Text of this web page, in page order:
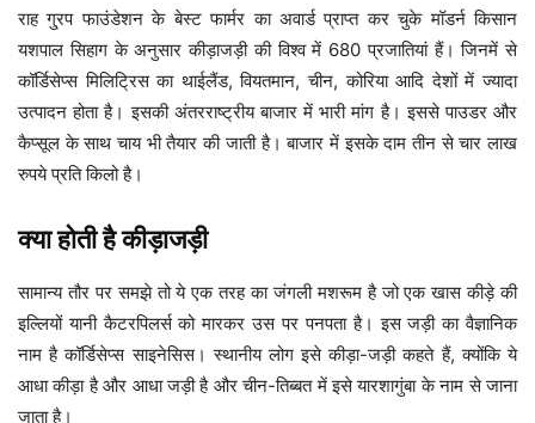
राह गु्रप फाउंडेशन के बेस्ट फार्मर का अवार्ड प्राप्त कर चुके मॉडर्न किसान
यशपाल सिहाग के अनुसार कीड़ाजड़ी की विश्व में 680 प्रजातियां हैं। जिनमें से
कॉर्डिसेप्स मिलिट्रिस का थाईलैंड, वियतमान, चीन, कोरिया आदि देशों में ज्यादा
उत्पादन होता है। इसकी अंतरराष्ट्रीय बाजार में भारी मांग है। इससे पाउडर और
कैप्सूल के साथ चाय भी तैयार की जाती है। बाजार में इसके दाम तीन से चार लाख
रुपये प्रति किलो है।
क्या होती है कीड़ाजड़ी
सामान्य तौर पर समझे तो ये एक तरह का जंगली मशरूम है जो एक खास कीड़े की
इल्लियों यानी कैटरपिलर्स को मारकर उस पर पनपता है। इस जड़ी का वैज्ञानिक
नाम है कॉर्डिसेप्स साइनेसिस। स्थानीय लोग इसे कीड़ा-जड़ी कहते हैं, क्योंकि ये
आधा कीड़ा है और आधा जड़ी है और चीन-तिब्बत में इसे यारशागुंबा के नाम से जाना
जाता है।